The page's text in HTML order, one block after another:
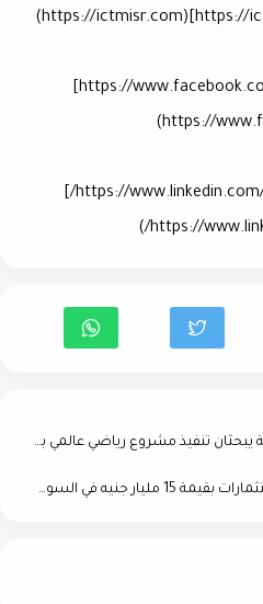
- فيسبوك: [https://www.facebook.com/ictmisr.egypt]
- لينكد إن: [https://www.linkedin.com/company/ictmisr/]
أيمن حامد سليمان ووزير الرياضة يبحثان تنفيذ مشروع رياضي عالمي بالعاصمة الإدارية
"شركة WestWay تستهدف استثمارات بقيمة 15 مليار جنيه في السوق المصري بحلول 2025"